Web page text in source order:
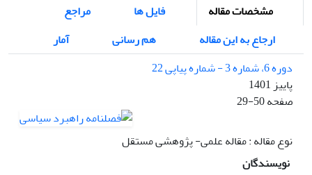
مشخصات مقاله فایل ها
مراجع
ارجاع به این مقاله
هم رسانی
آمار
دوره 6، شماره 3 - شماره پیاپی 22
پاییز 1401
صفحه29-50
نوع مقاله : مقاله علمی- پژوهشی مستقل
نویسندگان